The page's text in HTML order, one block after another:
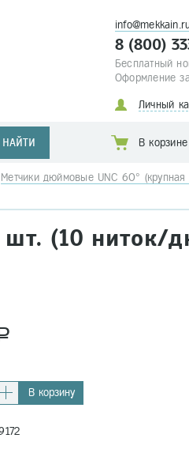
8 (800)
Бесплатный
Оформление
Личный
НАЙТИ В
Метчики дюймовые UNC 60° (крупная
(10 ниток/
В корзину